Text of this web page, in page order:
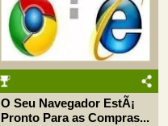
O Seu Navegador EstÃ¡
Pronto Para as Compras...